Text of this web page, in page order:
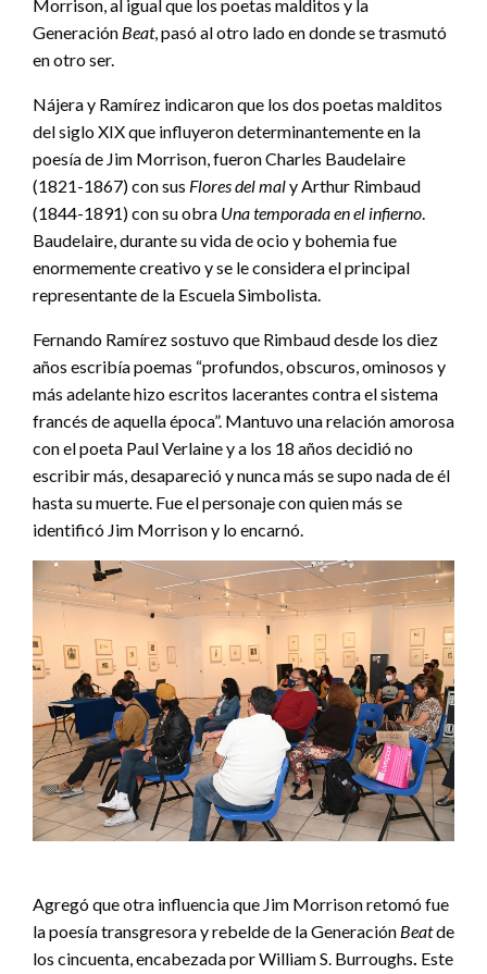
Morrison, al igual que los poetas malditos y la
Generación Beat, pasó al otro lado en donde se trasmutó
en otro ser.
Nájera y Ramírez indicaron que los dos poetas malditos
del siglo XIX que influyeron determinantemente en la
poesía de Jim Morrison, fueron Charles Baudelaire
(1821-1867) con sus Flores del maly Arthur Rimbaud
(1844-1891) con su obra Una temporada en el infierno.
Baudelaire, durante su vida de ocio y bohemia fue
enormemente creativo y se le considera el principal
representante de la Escuela Simbolista.
Fernando Ramírez sostuvo que Rimbaud desde los diez
años escribía poemas “profundos, obscuros, ominosos y
más adelante hizo escritos lacerantes contra el sistema
francés de aquella época”. Mantuvo una relación amorosa
con el poeta Paul Verlaine y a los 18 años decidió no
escribir más, desapareció y nunca más se supo nada de él
hasta su muerte. Fue el personaje con quien más se
identificó Jim Morrison y lo encarnó.
Agregó que otra influencia que Jim Morrison retomó fue
la poesía transgresora y rebelde de la Generación Beatde
los cincuenta, encabezada por William S. Burroughs. Este